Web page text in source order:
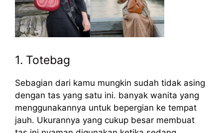
1. Totebag
Sebagian dari kamu mungkin sudah tidak asing
dengan tas yang satu ini. banyak wanita yang
menggunakannya untuk bepergian ke tempat
jauh. Ukurannya yang cukup besar membuat